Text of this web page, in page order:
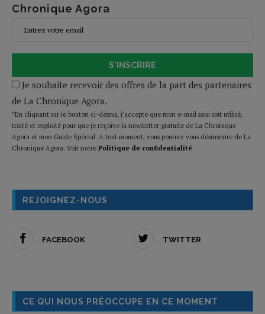
Chronique Agora
S'INSCRIRE
Je souhaite recevoir des offres de la part des partenaires
de La Chronique Agora.
*En cliquant sur le bouton ci-dessus, j’accepte que mon e-mail saisi soit utilisé,
traité et exploité pour que je reçoive la newsletter gratuite de La Chronique
Agora et mon Guide Spécial. A tout moment, vous pourrez vous désinscrire de La
Chronique Agora. Voir notre Politique de confidentialité.
REJOIGNEZ-NOUS
FACEBOOK TWITTER
CE QUI NOUS PRÉOCCUPE EN CE MOMENT